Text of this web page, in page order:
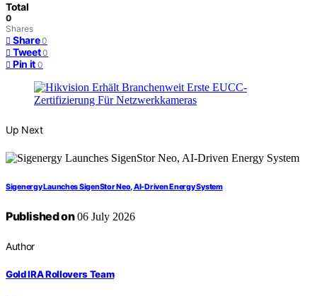
Total
0
Shares
Share 0
Tweet 0
Pin it 0
Up Next
Sigenergy Launches SigenStor Neo, AI-Driven Energy System
Published on06 July 2026
Author
Gold IRA Rollovers Team